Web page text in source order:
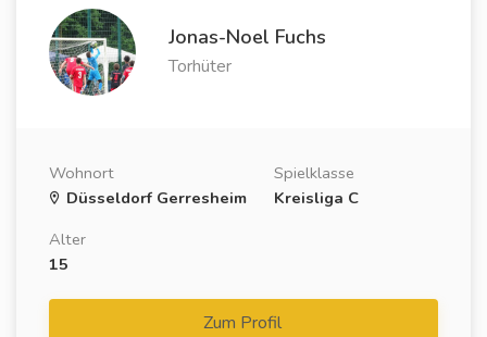
Jonas-Noel Fuchs
Torhüter
Wohnort
Düsseldorf Gerresheim
Spielklasse
Kreisliga C
Alter
15
Zum Profil